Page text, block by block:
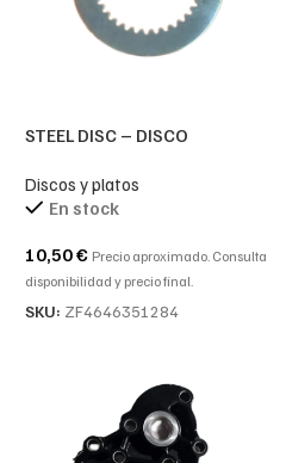
STEEL DISC – DISCO
4646.351.284 – 4646 351 284
Discos y platos
En stock
10,50€ Precio aproximado. Consulta
disponibilidad y precio final.
SKU: ZF4646351284